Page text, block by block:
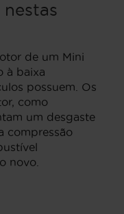
de um Mini
à baixa
possuem. Os
como
um desgaste
compressão
novo.